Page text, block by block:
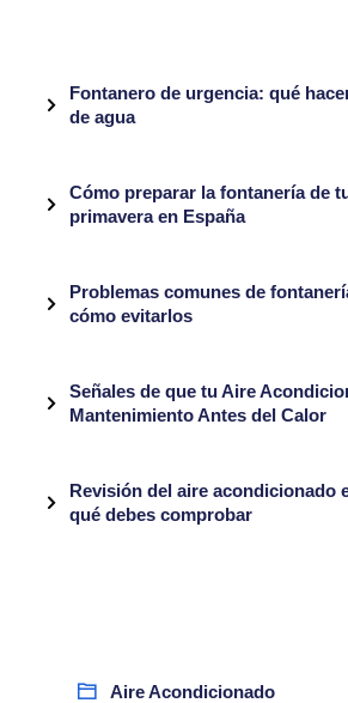
Fontanero de urgencia: qué
de agua
Cómo preparar la fontanería de
primavera en España
Problemas comunes de
cómo evitarlos
Señales de que tu Aire
Mantenimiento Antes del Calor
Revisión del aire acondicionado
qué debes comprobar
Aire Acondicionado